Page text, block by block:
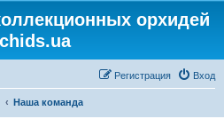
орхидей
Вход
Регистрация
Наша команда